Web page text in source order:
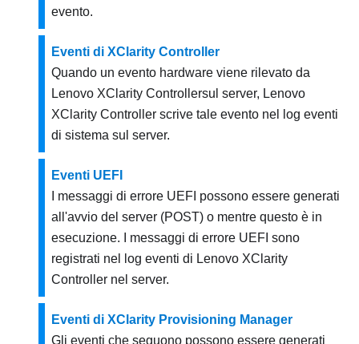
evento.
Eventi di XClarity Controller
Quando un evento hardware viene rilevato da
Lenovo XClarity Controllersul server, Lenovo
XClarity Controller scrive tale evento nel log eventi
di sistema sul server.
Eventi UEFI
I messaggi di errore UEFI possono essere generati
all'avvio del server (POST) o mentre questo è in
esecuzione. I messaggi di errore UEFI sono
registrati nel log eventi di Lenovo XClarity
Controller nel server.
Eventi di XClarity Provisioning Manager
Gli eventi che seguono possono essere generati